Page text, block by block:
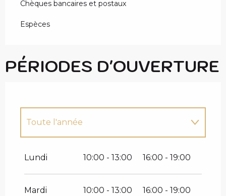
Chèques bancaires et postaux
Espèces
PÉRIODES D'OUVERTURE
Toute l'année
Toute l'année 2027
Lundi 10:00 - 13:00 16:00 - 19:00
Mardi 10:00 - 13:00 16:00 - 19:00